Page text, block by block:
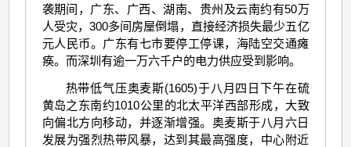
袭期间，广东、广西、湖南、贵州及云南约有50万
人受灾，300多间房屋倒塌，直接经济损失最少五亿
元人民币。广东有七市要停工停课，海陆空交通瘫
痪。而深圳有逾一万六千户的电力供应受到影响。
热带低气压奥麦斯(1605)于八月四日下午在硫
黄岛之东南约1010公里的北太平洋西部形成，大致
向偏北方向移动，并逐渐增强。奥麦斯于八月六日
发展为强烈热带风暴，达到其最高强度，中心附近